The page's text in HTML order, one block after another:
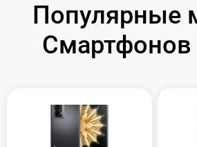
Популярные
Смартфонов